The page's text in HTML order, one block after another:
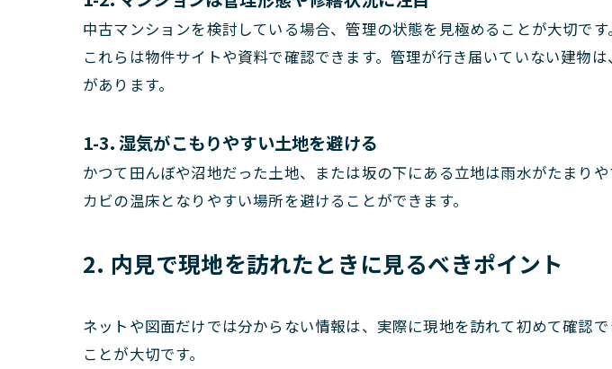
中古マンションを検討している場合、管理の状態を見極めることが大切で
これらは物件サイトや資料で確認できます。管理が行き届いていない建物
があります。
1-3. 湿気がこもりやすい土地を避ける
かつて田んぼや沼地だった土地、または坂の下にある立地は雨水がたまり
カビの温床となりやすい場所を避けることができます。
2. 内見で現地を訪れたときに見るべきポイント
ネットや図面だけでは分からない情報は、実際に現地を訪れて初めて確認
ことが大切です。